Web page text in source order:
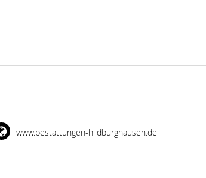
www.bestattungen-hildburghausen.de